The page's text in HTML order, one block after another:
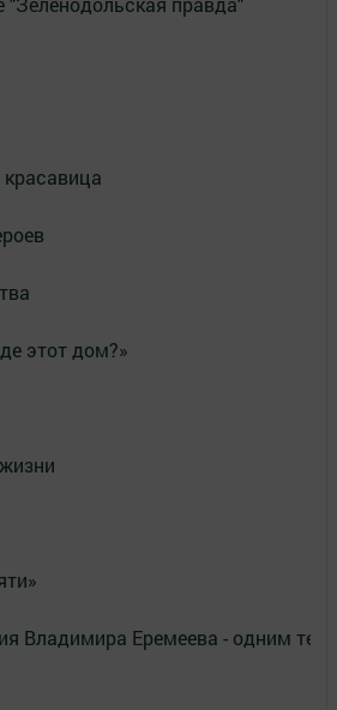
этот дом?»
Владимира Еремеева - одним